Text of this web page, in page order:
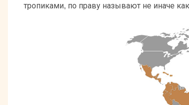
тропиками, по праву называют не иначе